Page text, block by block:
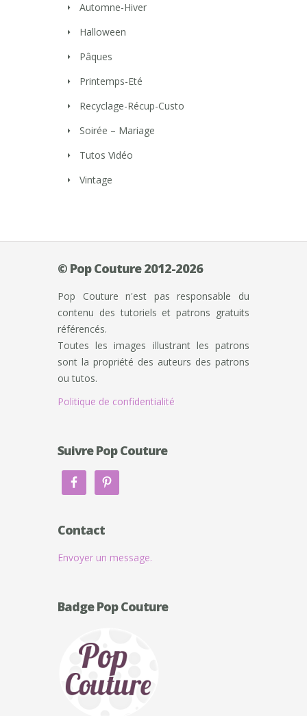
Automne-Hiver
Halloween
Pâques
Printemps-Eté
Recyclage-Récup-Custo
Soirée – Mariage
Tutos Vidéo
Vintage
© Pop Couture 2012-2026
Pop Couture n'est pas responsable du
contenu des tutoriels et patrons gratuits
référencés.
Toutes les images illustrant les patrons
sont la propriété des auteurs des patrons
ou tutos.
Politique de confidentialité
Suivre Pop Couture
Contact
Envoyer un message.
Badge Pop Couture